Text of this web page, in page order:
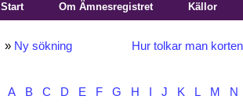
Start Om Ämnesregistret Källor
» Ny sökning Hur tolkar man
A B C D E F G H J K L M N